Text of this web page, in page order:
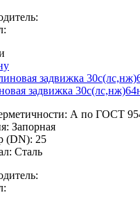
задвижка
А по ГОСТ
Запорная
(DN): 25
Сталь